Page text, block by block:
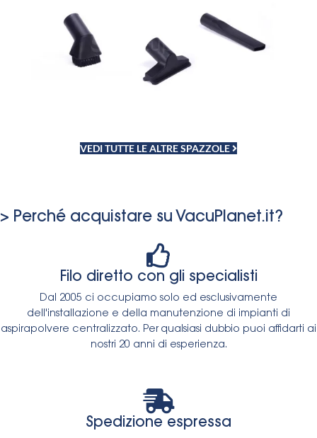
VEDI TUTTE LE ALTRE SPAZZOLE
> Perché acquistare su VacuPlanet.it?
Filo diretto con gli specialisti
Dal 2005 ci occupiamo solo ed esclusivamente
dell'installazione e della manutenzione di impianti di
aspirapolvere centralizzato. Per qualsiasi dubbio puoi affidarti ai
nostri 20 anni di esperienza.
Spedizione espressa